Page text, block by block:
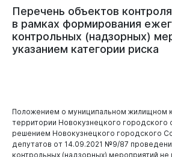
Перечень объектов
в рамках формирования
контрольных (надзорных)
указанием категории риска
Положением о муниципальном жилищном
территории Новокузнецкого городского
решением Новокузнецкого городского
депутатов от 14.09.2021 №9/87
контрольных (надзорных) мероприятий